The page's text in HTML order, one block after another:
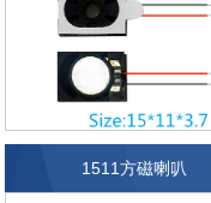
1511方磁喇叭